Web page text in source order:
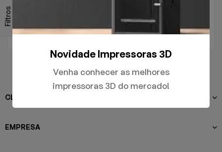
Filtros
CLIENTES
EMPRESA
Novidade Impressoras 3D
Venha conhecer as melhores
impressoras 3D do mercado!